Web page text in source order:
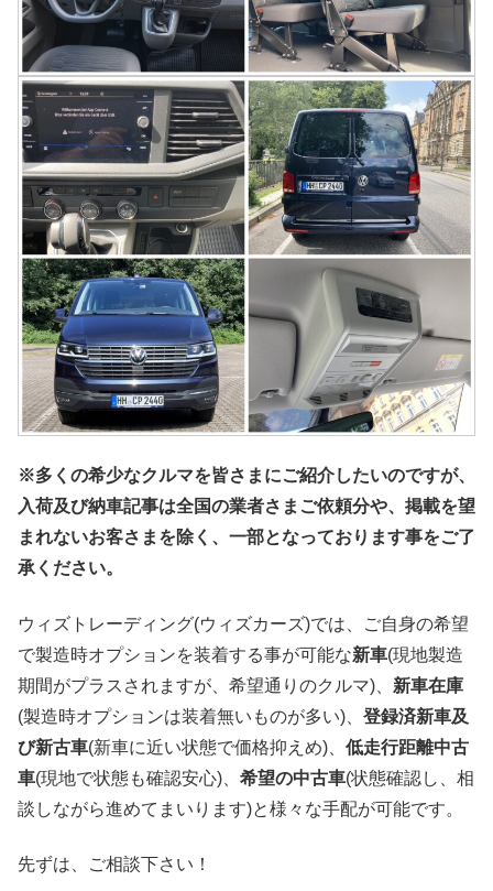
※多くの希少なクルマを皆さまにご紹介したいのですが、
入荷及び納車記事は全国の業者さまご依頼分や、掲載を望
まれないお客さまを除く、一部となっております事をご了
承ください。
ウィズトレーディング(ウィズカーズ)では、ご自身の希望
で製造時オプションを装着する事が可能な新車(現地製造
期間がプラスされますが、希望通りのクルマ)、 新車在庫
(製造時オプションは装着無いものが多い)、 登録済新車及
び新古車(新車に近い状態で価格抑えめ)、 低走行距離中古
車(現地で状態も確認安心)、 希望の中古車(状態確認し、相
談しながら進めてまいります)と様々な手配が可能です。
先ずは、ご相談下さい！